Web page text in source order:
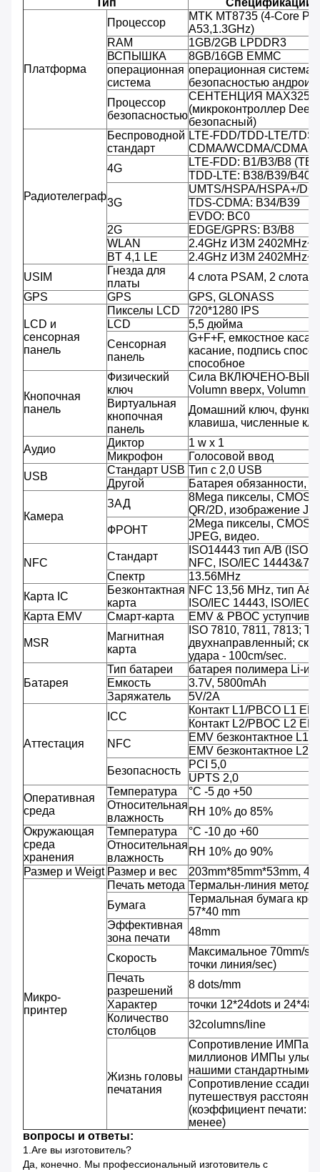
Тип
Спецификации
Платформа
Процессор
MTK MT8735 (4-Core
A53,1.3GHz)
RAM
1GB/2GB LPDDR3
ВСПЫШКА
8GB/16GB EMMC
операционная
система
операционная система
безопасностью
Процессор
безопасностью
СЕНТЕНЦИЯ
(микроконтроллер
безопасный)
Радиотелеграф
Беспроводной
стандарт
LTE-FDD/TDD-LTE/TDS-
CDMA/WCDMA/
4G
LTE-FDD: B1/B3/B8
TDD-LTE: B38/B39/B40/
3G
UMTS/HSPA/HSPA+/
TDS-CDMA: B34/B39
EVDO: BC0
2G
EDGE/GPRS: B3/B8
WLAN
2.4GHz ИЗМ
BT 4,1 LE
2.4GHz ИЗМ
USIM
Гнезда для
платы
4 слота PSAM, 2 слота
GPS
GPS GPS, GLONASS
LCD и
сенсорная
панель
Пикселы LCD
720*1280 IPS
LCD
5,5 дюйма
Сенсорная
панель
G+F+F, емкостное
касание, подпись
способное
Кнопочная
панель
Физический
ключ
Сила ВКЛЮЧЕНО-
Volumn вверх, Volumn
Виртуальная
кнопочная
панель
Домашний ключ,
клавиша, численные
Аудио
Диктор
1 w x 1
Микрофон
Голосовой ввод
USB
Стандарт USB Тип c 2,0 USB
Другой
Батарея обязанности,
Камера
ЗАД
8Mega пикселы, CMOS,
QR/2D, изображение
ФРОНТ
2Mega пикселы, CMOS,
JPEG, видео.
NFC
Стандарт
ISO14443 тип A/B (ISO
NFC, ISO/IEC
Спектр
13.56MHz
Карта IC
Безконтактная
карта
NFC 13,56 MHz, тип
ISO/IEC 14443, ISO/IEC
Карта EMV
Смарт-карта EMV & PBOC
MSR
Магнитная
карта
ISO 7810, 7811, 7813;
двухнаправленный;
удара - 100cm/sec.
Батарея
Тип батареи
батарея полимера Li-
Емкость
3.7V, 5800mAh
Заряжатель
5V/2A
Аттестация
ICC
Контакт L1/PBCO L1
Контакт L2/PBOC L2
NFC
EMV безконтактное L1/
EMV безконтактное L2/
Безопасность
PCI 5,0
UPTS 2,0
Оперативная
среда
Температура
°C -5 до +50
Относительная
влажность
RH 10% до 85%
Окружающая
среда
хранения
Температура
°C -10 до +60
Относительная
влажность
RH 10% до 90%
Размер и Weigt Размер и вес 203mm*85mm*53mm,
Микро-
принтер
Печать метода Термальн-линия метод
Бумага
Термальная бумага
57*40 mm
Эффективная
зона печати
48mm
Скорость
Максимальное 70mm/
точки линия/sec)
Печать
разрешений
8 dots/mm
Характер
точки 12*24dots и 24*48
Количество
столбцов
32columns/line
Жизнь головы
печатания
Сопротивление ИМПа
миллионов ИМПы ульс/
нашими стандартными
Сопротивление
путешествуя
(коэффициент печати:
менее)
вопросы и ответы:
1.Are вы изготовитель?
Да, конечно. Мы профессиональный изготовитель с